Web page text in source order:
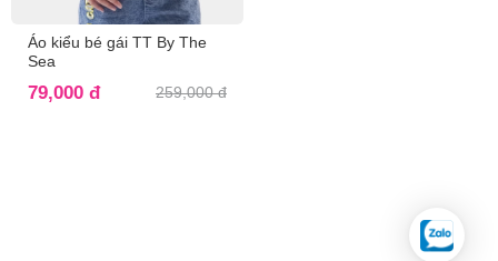
Áo kiểu bé gái TT By The
Sea
79,000 đ 259,000 đ